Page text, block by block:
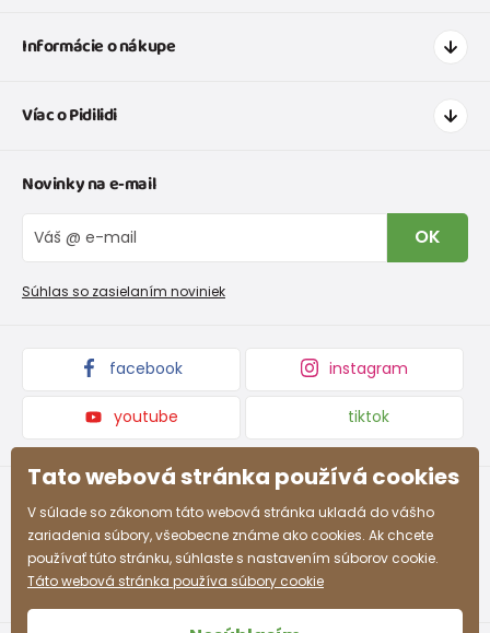
Informácie o nákupe
Doprava a platba
Tabuľka veľkostí obuvi
Vrátenie tovaru a reklamacie
Reklamačný poriadok
Víac o Pidilidi
O nás
Blog
Veľkoobchod PiDiLiDi
Kolekcie tovaru
Novinky na e-mail
OK
Súhlas so zasielaním noviniek
facebook instagram
youtube tiktok
Tato webová stránka používá cookies
V súlade so zákonom táto webová stránka ukladá do vášho
zariadenia súbory, všeobecne známe ako cookies. Ak chcete
používať túto stránku, súhlaste s nastavením súborov cookie.
Táto webová stránka používa súbory cookie